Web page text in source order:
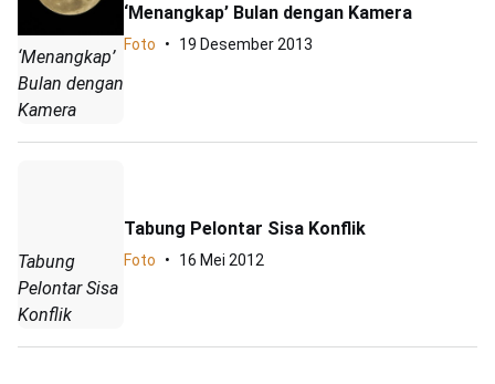
‘Menangkap’
Bulan dengan
Kamera
‘Menangkap’ Bulan dengan Kamera
Foto 19 Desember 2013
Tabung
Pelontar Sisa
Konflik
Tabung Pelontar Sisa Konflik
Foto 16 Mei 2012